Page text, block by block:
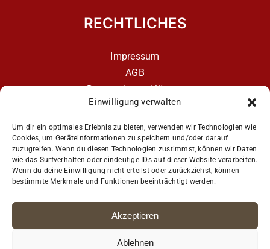
Einwilligung verwalten
Um dir ein optimales Erlebnis zu bieten, verwenden wir Technologien wie
Cookies, um Geräteinformationen zu speichern und/oder darauf
zuzugreifen. Wenn du diesen Technologien zustimmst, können wir Daten
wie das Surfverhalten oder eindeutige IDs auf dieser Website verarbeiten.
Wenn du deine Einwilligung nicht erteilst oder zurückziehst, können
bestimmte Merkmale und Funktionen beeinträchtigt werden.
Akzeptieren
Ablehnen
RECHTLICHES
Impressum
AGB
Datenschutzerklärung
Datenschutzerklärung – aCATemy Katzentraining
App
Get Social